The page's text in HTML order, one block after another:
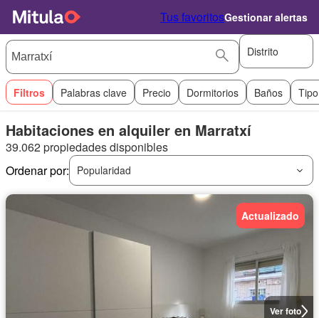
Tus favoritosGestionar alertas
Distrito
Filtros Palabras clave Precio Dormitorios Baños
Habitaciones en alquiler en Marratxí
39.062 propiedades disponibles
Ordenar por:
Popularidad
Ver foto
Actualizado